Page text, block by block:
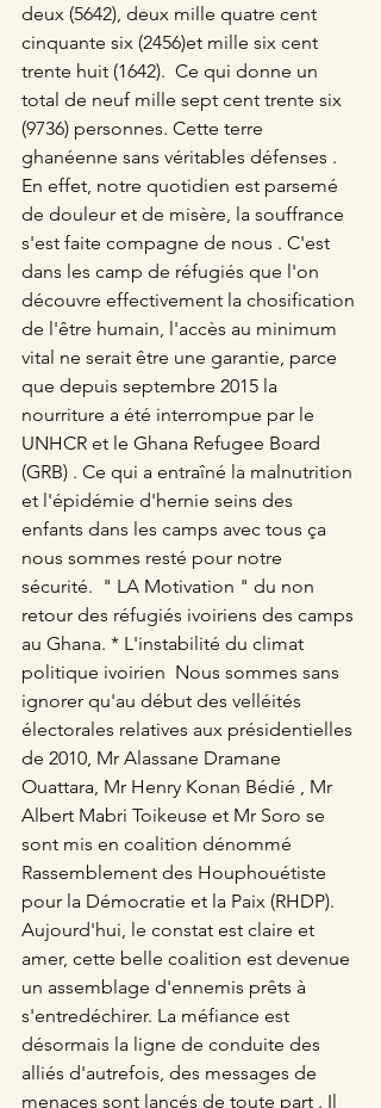
deux (5642), deux mille quatre cent
cinquante six (2456)et mille six cent
trente huit (1642).  Ce qui donne un
total de neuf mille sept cent trente six
(9736) personnes. Cette terre
ghanéenne sans véritables défenses .
En effet, notre quotidien est parsemé
de douleur et de misère, la souffrance
s'est faite compagne de nous . C'est
dans les camp de réfugiés que l'on
découvre effectivement la chosification
de l'être humain, l'accès au minimum
vital ne serait être une garantie, parce
que depuis septembre 2015 la
nourriture a été interrompue par le
UNHCR et le Ghana Refugee Board
(GRB) . Ce qui a entraîné la malnutrition
et l'épidémie d'hernie seins des
enfants dans les camps avec tous ça
nous sommes resté pour notre
sécurité.  " LA Motivation " du non
retour des réfugiés ivoiriens des camps
au Ghana. * L'instabilité du climat
politique ivoirien  Nous sommes sans
ignorer qu'au début des velléités
électorales relatives aux présidentielles
de 2010, Mr Alassane Dramane
Ouattara, Mr Henry Konan Bédié , Mr
Albert Mabri Toikeuse et Mr Soro se
sont mis en coalition dénommé
Rassemblement des Houphouétiste
pour la Démocratie et la Paix (RHDP).
Aujourd'hui, le constat est claire et
amer, cette belle coalition est devenue
un assemblage d'ennemis prêts à
s'entredéchirer. La méfiance est
désormais la ligne de conduite des
alliés d'autrefois, des messages de
menaces sont lancés de toute part . Il